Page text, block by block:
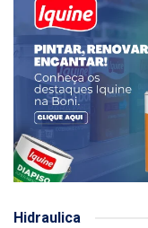
Hidraulica